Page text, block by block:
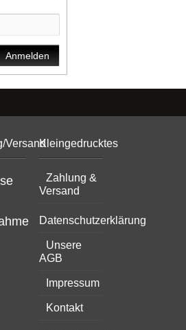
Anmelden
VersandKleingedrucktes
Zahlung &
Versand
Datenschutzerklärung
Unsere
AGB
Impressum
Kontakt